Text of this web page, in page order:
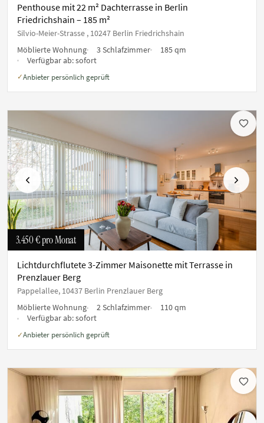
Penthouse mit 22 m² Dachterrasse in Berlin
Friedrichshain – 185 m²
Silvio-Meier-Strasse , 10247 Berlin Friedrichshain
Möblierte Wohnung
3 Schlafzimmer
185 qm
Verfügbar ab:sofort
✓Anbieter persönlich geprüft
Vorherige Nächste
3.450 €pro Monat
Lichtdurchflutete 3-Zimmer Maisonette mit Terrasse in
Prenzlauer Berg
Pappelallee, 10437 Berlin Prenzlauer Berg
Möblierte Wohnung
2 Schlafzimmer
110 qm
Verfügbar ab:sofort
✓Anbieter persönlich geprüft